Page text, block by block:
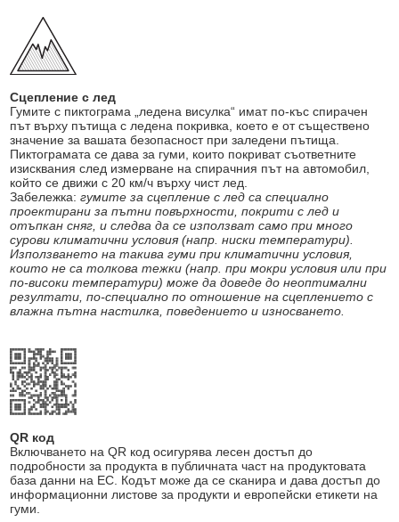
Сцепление с лед
Гумите с пиктограма „ледена висулка“ имат по-къс спирачен
път върху пътища с ледена покривка, което е от съществено
значение за вашата безопасност при заледени пътища.
Пиктограмата се дава за гуми, които покриват съответните
изисквания след измерване на спирачния път на автомобил,
който се движи с 20 км/ч върху чист лед.
Забележка:гумите за сцепление с лед са специално
проектирани за пътни повърхности, покрити с лед и
отъпкан сняг, и следва да се използват само при много
сурови климатични условия (напр. ниски температури).
Използването на такива гуми при климатични условия,
които не са толкова тежки (напр. при мокри условия или при
по-високи температури) може да доведе до неоптимални
резултати, по-специално по отношение на сцеплението с
влажна пътна настилка, поведението и износването.
QR код
Включването на QR код осигурява лесен достъп до
подробности за продукта в публичната част на продуктовата
база данни на ЕС. Кодът може да се сканира и дава достъп до
информационни листове за продукти и европейски етикети на
гуми.